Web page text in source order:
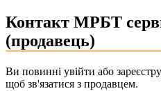
Контакт МРБТ
(продавець)
Ви повинні увійти або
щоб зв'язатися з продавцем.